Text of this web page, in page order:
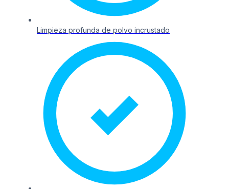
Limpieza profunda de polvo incrustado